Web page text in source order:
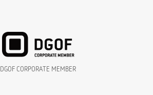
DGOF CORPORATE MEMBER